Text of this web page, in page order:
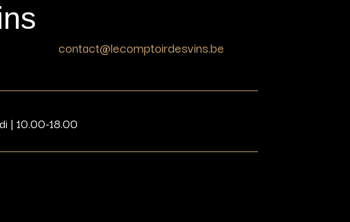
contact@lecomptoirdesvins.be
| 10.00-18.00